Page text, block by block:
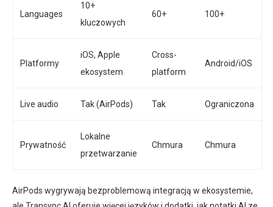
Languages
10+
kluczowych
60+ 100+
Platformy
iOS, Apple
ekosystem
Cross-
platform
Android/iOS
Live audio Tak (AirPods) Tak Ograniczona
Prywatność
Lokalne
przetwarzanie
Chmura Chmura
AirPods wygrywają bezproblemową integracją w ekosystemie,